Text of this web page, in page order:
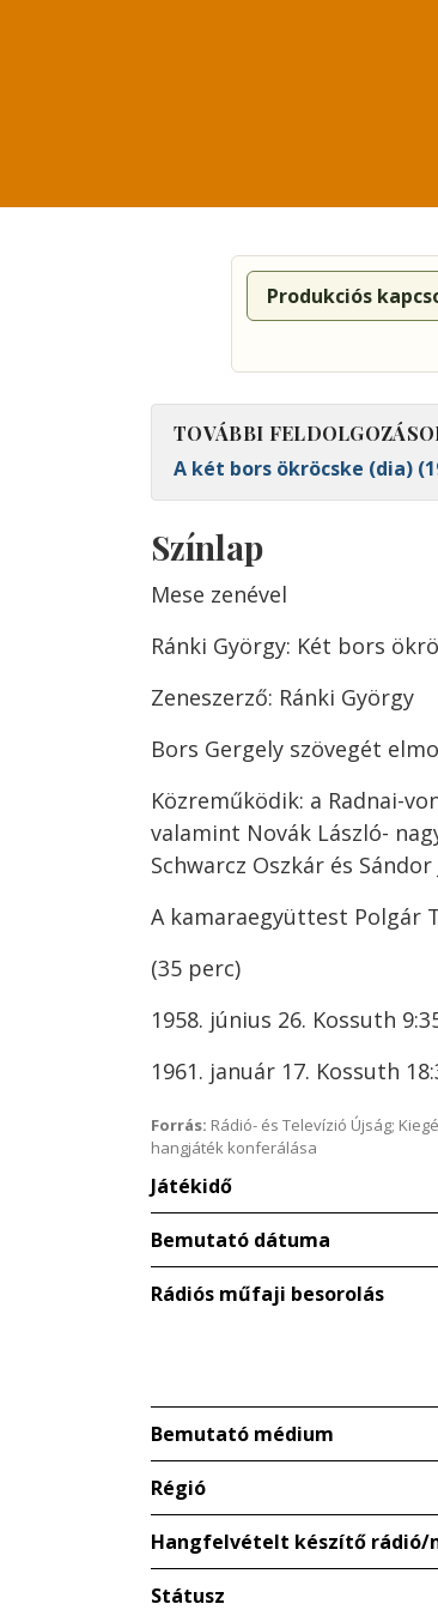
Produkciós
TOVÁBBI
A két bors ökröcske (dia)
Színlap
Mese zenével
Ránki György: Két bors
Zeneszerző: Ránki György
Bors Gergely szövegét
Közreműködik: a Radnai-
valamint Novák László-
Schwarcz Oszkár és
A kamaraegyüttest Polgár
(35 perc)
1958. június 26. Kossuth
1961. január 17. Kossuth
Forrás: Rádió- és Televízió Újság;
hangjáték konferálása
Játékidő
Bemutató dátuma
Rádiós műfaji besorolás
Bemutató médium
Régió
Hangfelvételt készítő rádió/
Státusz